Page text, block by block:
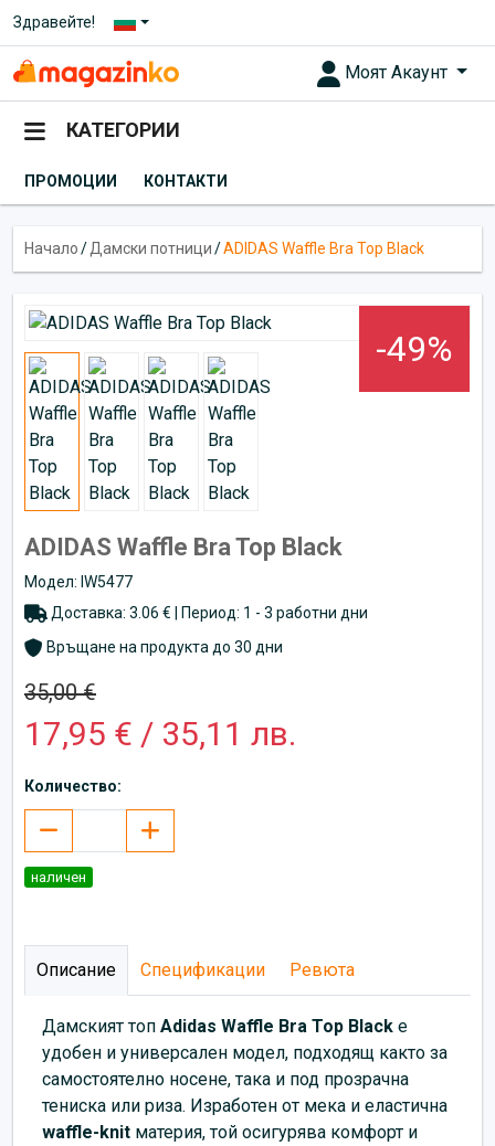
Здравейте!
Моят Акаунт
КАТЕГОРИИ
ПРОМОЦИИ КОНТАКТИ
Начало/Дамски потници/ADIDAS Waffle Bra Top Black
-49%
ADIDAS Waffle Bra Top Black
Модел: IW5477
Доставка: 3.06 € | Период: 1 - 3 работни дни
Връщане на продукта до 30 дни
35,00 €
17,95 € / 35,11 лв.
Количество:
наличен
Описание Спецификации Ревюта
Дамският топ Adidas Waffle Bra Top Black е
удобен и универсален модел, подходящ както за
самостоятелно носене, така и под прозрачна
тениска или риза. Изработен от мека и еластична
waffle-knit материя, той осигурява комфорт и